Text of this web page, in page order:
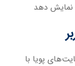
نمایش دهد
پویا با